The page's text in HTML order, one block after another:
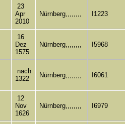
23
Apr
2010
Nürnberg,,,,,,,, I1223
16
Dez
1575
Nürnberg,,,,,,,, I5968
nach
1322
Nürnberg,,,,,,,, I6061
12
Nov
1626
Nürnberg,,,,,,,, I6979